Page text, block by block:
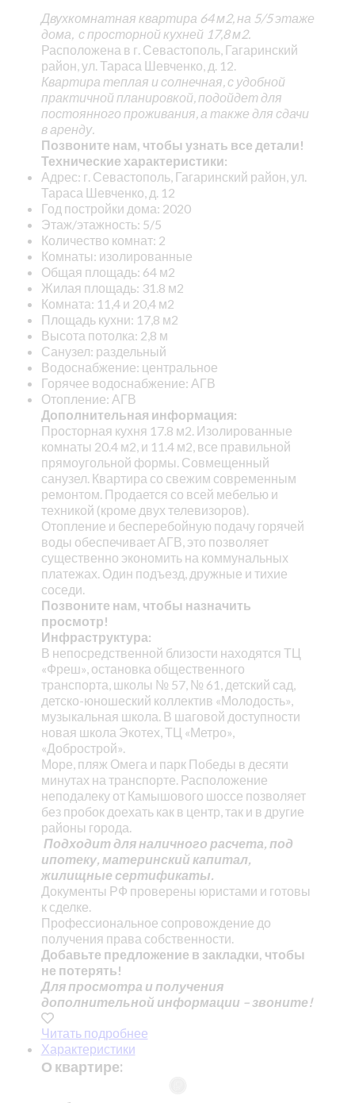
Двухкомнатная квартира 64 м2, на 5/5 этаже
дома, с просторной кухней 17,8 м2.
Расположена в г. Севастополь, Гагаринский
район, ул. Тараса Шевченко, д. 12.
Квартира теплая и солнечная, с удобной
практичной планировкой, подойдет для
постоянного проживания, а также для сдачи
в аренду.
Позвоните нам, чтобы узнать все детали!
Технические характеристики:
Адрес: г. Севастополь, Гагаринский район, ул.
Тараса Шевченко, д. 12
Год постройки дома: 2020
Этаж/этажность: 5/5
Количество комнат: 2
Комнаты: изолированные
Общая площадь: 64 м2
Жилая площадь: 31.8 м2
Комната: 11,4 и 20,4 м2
Площадь кухни: 17,8 м2
Высота потолка: 2,8 м
Санузел: раздельный
Водоснабжение: центральное
Горячее водоснабжение: АГВ
Отопление: АГВ
Дополнительная информация:
Просторная кухня 17.8 м2. Изолированные
комнаты 20.4 м2, и 11.4 м2, все правильной
прямоугольной формы. Совмещенный
санузел. Квартира со свежим современным
ремонтом. Продается со всей мебелью и
техникой (кроме двух телевизоров).
Отопление и бесперебойную подачу горячей
воды обеспечивает АГВ, это позволяет
существенно экономить на коммунальных
платежах. Один подъезд, дружные и тихие
соседи.
Позвоните нам, чтобы назначить
просмотр!
Инфраструктура:
В непосредственной близости находятся ТЦ
«Фреш», остановка общественного
транспорта, школы № 57, № 61, детский сад,
детско-юношеский коллектив «Молодость»,
музыкальная школа. В шаговой доступности
новая школа Экотех, ТЦ «Метро»,
«Добрострой».
Море, пляж Омега и парк Победы в десяти
минутах на транспорте. Расположение
неподалеку от Камышового шоссе позволяет
без пробок доехать как в центр, так и в другие
районы города.
Подходит для наличного расчета, под
ипотеку, материнский капитал,
жилищные сертификаты.
Документы РФ проверены юристами и готовы
к сделке.
Профессиональное сопровождение до
получения права собственности.
Добавьте предложение в закладки, чтобы
не потерять!
Для просмотра и получения
дополнительной информации – звоните!
Читать подробнее
Характеристики
О квартире: